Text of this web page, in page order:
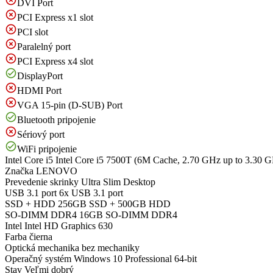
DVI Port
PCI Express x1 slot
PCI slot
Paralelný port
PCI Express x4 slot
DisplayPort
HDMI Port
VGA 15-pin (D-SUB) Port
Bluetooth pripojenie
Sériový port
WiFi pripojenie
Intel Core i5 Intel Core i5 7500T (6M Cache, 2.70 GHz up to 3.30
Značka LENOVO
Prevedenie skrinky Ultra Slim Desktop
USB 3.1 port 6x USB 3.1 port
SSD + HDD 256GB SSD + 500GB HDD
SO-DIMM DDR4 16GB SO-DIMM DDR4
Intel Intel HD Graphics 630
Farba čierna
Optická mechanika bez mechaniky
Operačný systém Windows 10 Professional 64-bit
Stav Veľmi dobrý